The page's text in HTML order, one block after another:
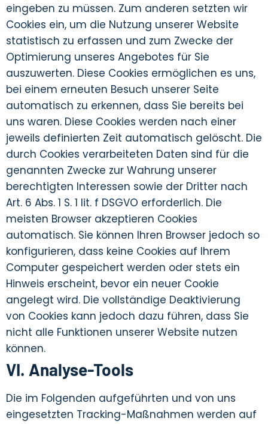
eingeben zu müssen. Zum anderen setzten wir
Cookies ein, um die Nutzung unserer Website
statistisch zu erfassen und zum Zwecke der
Optimierung unseres Angebotes für Sie
auszuwerten. Diese Cookies ermöglichen es uns,
bei einem erneuten Besuch unserer Seite
automatisch zu erkennen, dass Sie bereits bei
uns waren. Diese Cookies werden nach einer
jeweils definierten Zeit automatisch gelöscht. Die
durch Cookies verarbeiteten Daten sind für die
genannten Zwecke zur Wahrung unserer
berechtigten Interessen sowie der Dritter nach
Art. 6 Abs. 1 S. 1 lit. f DSGVO erforderlich. Die
meisten Browser akzeptieren Cookies
automatisch. Sie können Ihren Browser jedoch so
konfigurieren, dass keine Cookies auf Ihrem
Computer gespeichert werden oder stets ein
Hinweis erscheint, bevor ein neuer Cookie
angelegt wird. Die vollständige Deaktivierung
von Cookies kann jedoch dazu führen, dass Sie
nicht alle Funktionen unserer Website nutzen
können.
VI. Analyse-Tools
Die im Folgenden aufgeführten und von uns
eingesetzten Tracking-Maßnahmen werden auf